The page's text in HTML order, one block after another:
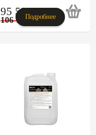
95 526p
106 140p
Подробнее